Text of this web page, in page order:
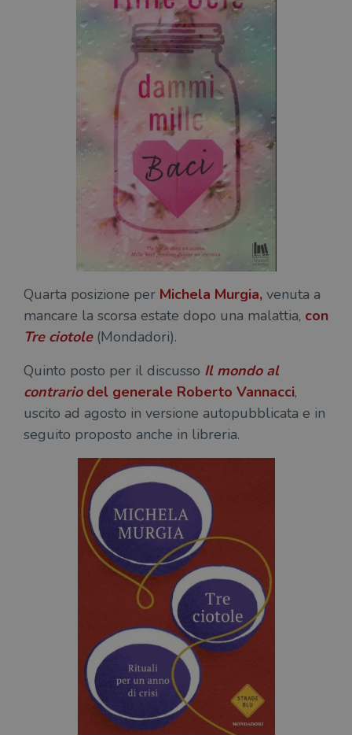
Quarta posizione per Michela Murgia, venuta a
mancare la scorsa estate dopo una malattia, con
Tre ciotole(Mondadori).
Quinto posto per il discusso Il mondo al
contrariodel generale Roberto Vannacci,
uscito ad agosto in versione autopubblicata e in
seguito proposto anche in libreria.